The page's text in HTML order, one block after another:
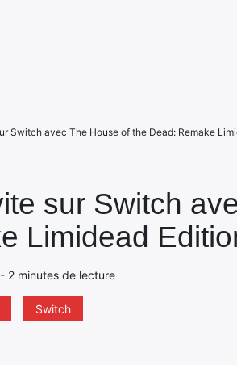
sur Switch
Limidead
2 minutes de lecture
Switch
Switch avec The House of the Dead: Remake